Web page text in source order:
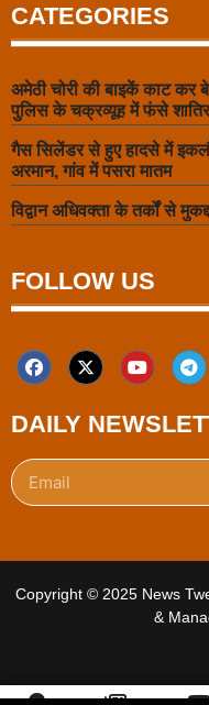
CATEGORIES
अमेठी चोरी की बाइकें काट कर
पुलिस के चक्रव्यूह में फंसे
गैस सिलेंडर से हुए हादसे में
अरमान, गांव में पसरा मातम
विद्वान अधिवक्ता के तर्कों से
FOLLOW US
DAILY
Copyright © 2025 News
&